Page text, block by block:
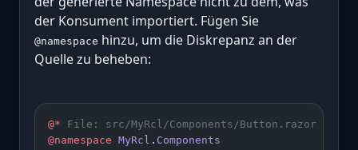
der Konsument importiert. Fügen Sie
@namespace hinzu, um die Diskrepanz an der
Quelle zu beheben:
@* File: src/MyRcl/Components/Button.razor
@namespace MyRcl . Components